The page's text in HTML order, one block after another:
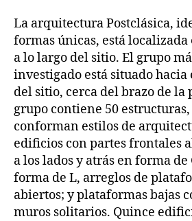
La arquitectura Postclásica,
formas únicas, está localizada
a lo largo del sitio. El grupo
investigado está situado hacia
del sitio, cerca del brazo de la
grupo contiene 50 estructuras,
conforman estilos de
edificios con partes frontales
a los lados y atrás en forma de
forma de L, arreglos de
abiertos; y plataformas bajas
muros solitarios. Quince